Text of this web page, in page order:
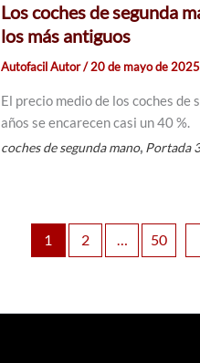
Los coches de segunda
los más antiguos
Autofacil Autor/20 de mayo de 2025
El precio medio de los coches de
años se encarecen casi un 40 %.
coches de segunda mano, Portada
1 2 … 50